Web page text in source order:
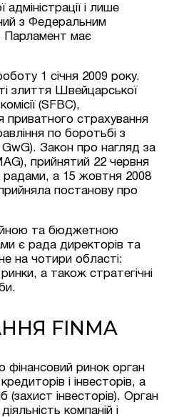
і лише
з Федеральним
Парламент має
1 січня 2009 року.
злиття Швейцарської
(SFBC),
приватного страхування
по боротьбі з
Закон про нагляд за
прийнятий 22 червня
а 15 жовтня 2008
постанову про
та бюджетною
є рада директорів та
на чотири області:
а також стратегічні
FINMA
фінансовий ринок орган
і інвесторів, а
(захист інвесторів). Орган
компаній і